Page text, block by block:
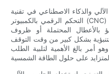
والذكاء الاصطناعي في تقنية
التحكم الرقمي بالكمبيوتر (CNC) من دقة العمل. تُحلل هذه التقنيات
بالأعطال المحتملة أو ظروف
بشكل كبير من وقت التوقف
أمر بالغ الأهمية لتلبية الطلب